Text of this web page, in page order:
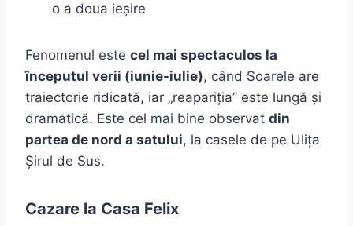
o a doua ieșire
Fenomenul este cel mai spectaculos la
începutul verii (iunie-iulie), când Soarele are
traiectorie ridicată, iar „reapariția” este lungă și
dramatică. Este cel mai bine observat din
partea de nord a satului, la casele de pe Ulița
Șirul de Sus.
Cazare la Casa Felix